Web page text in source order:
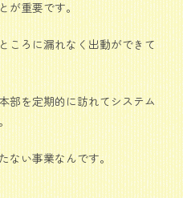
が重要です。
ころに漏れなく出動ができて
部を定期的に訪れてシステム
ない事業なんです。